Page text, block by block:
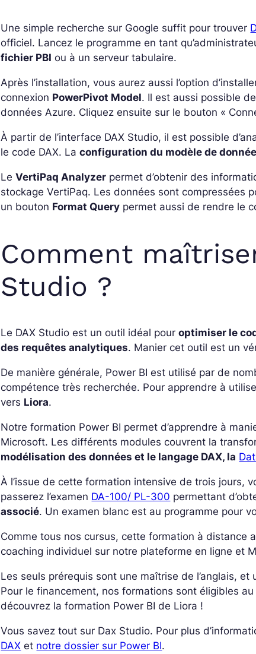
Une simple recherche sur Google suffit pour trouver
officiel. Lancez le programme en tant
fichier PBI ou à un serveur tabulaire.
Après l’installation, vous aurez aussi l’option
connexion PowerPivot Model. Il est aussi possible
données Azure. Cliquez ensuite sur le bouton «
À partir de l’interface DAX Studio, il est possible
le code DAX. Laconfiguration du modèle de
LeVertiPaq Analyzer permet d’obtenir des
stockage VertiPaq. Les données sont compressées
un bouton Format Query permet aussi de rendre le
Comment
Studio ?
Le DAX Studio est un outil idéal pouroptimiser le
des requêtes analytiques. Manier cet outil est un
De manière générale, Power BI est utilisé par de
compétence très recherchée. Pour apprendre à
vers Liora.
Notre formation Power BI permet d’apprendre à
Microsoft. Les différents modules couvrent la
modélisation des données et le langage DAX, la
À l’issue de cette formation intensive de trois jours,
passerez l’examen DA-100/ PL-300 permettant
associé. Un examen blanc est au programme pour
Comme tous nos cursus, cette formation à distance
coaching individuel sur notre plateforme en ligne et
Les seuls prérequis sont une maîtrise de l’anglais, et
Pour le financement, nos formations sont éligibles au
découvrez la formation Power BI de Liora !
Vous savez tout sur Dax Studio. Pour plus
DAX et notre dossier sur Power BI.